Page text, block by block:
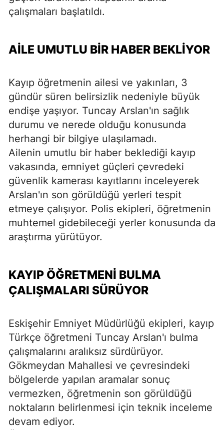
çalışmaları başlatıldı.
AİLE UMUTLU BİR HABER BEKLİYOR
Kayıp öğretmenin ailesi ve yakınları, 3
gündür süren belirsizlik nedeniyle büyük
endişe yaşıyor. Tuncay Arslan'ın sağlık
durumu ve nerede olduğu konusunda
herhangi bir bilgiye ulaşılamadı.
Ailenin umutlu bir haber beklediği kayıp
vakasında, emniyet güçleri çevredeki
güvenlik kamerası kayıtlarını inceleyerek
Arslan'ın son görüldüğü yerleri tespit
etmeye çalışıyor. Polis ekipleri, öğretmenin
muhtemel gidebileceği yerler konusunda da
araştırma yürütüyor.
KAYIP ÖĞRETMENİ BULMA
ÇALIŞMALARI SÜRÜYOR
Eskişehir Emniyet Müdürlüğü ekipleri, kayıp
Türkçe öğretmeni Tuncay Arslan'ı bulma
çalışmalarını aralıksız sürdürüyor.
Gökmeydan Mahallesi ve çevresindeki
bölgelerde yapılan aramalar sonuç
vermezken, öğretmenin son görüldüğü
noktaların belirlenmesi için teknik inceleme
devam ediyor.